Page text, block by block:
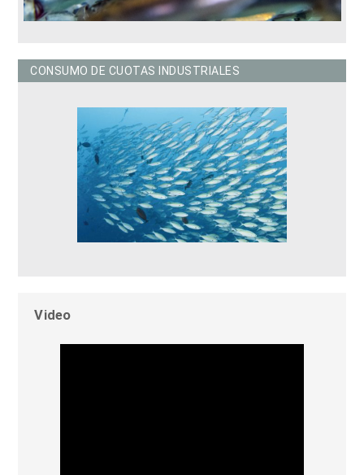
CONSUMO DE CUOTAS INDUSTRIALES
Video